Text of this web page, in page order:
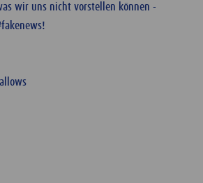
wir uns nicht vorstellen können -